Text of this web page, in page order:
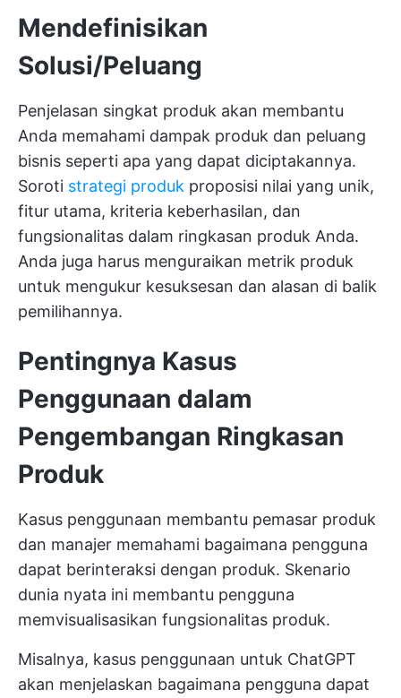
Mendefinisikan
Solusi/Peluang
Penjelasan singkat produk akan membantu
Anda memahami dampak produk dan peluang
bisnis seperti apa yang dapat diciptakannya.
Soroti strategi produk proposisi nilai yang unik,
fitur utama, kriteria keberhasilan, dan
fungsionalitas dalam ringkasan produk Anda.
Anda juga harus menguraikan metrik produk
untuk mengukur kesuksesan dan alasan di balik
pemilihannya.
Pentingnya Kasus
Penggunaan dalam
Pengembangan Ringkasan
Produk
Kasus penggunaan membantu pemasar produk
dan manajer memahami bagaimana pengguna
dapat berinteraksi dengan produk. Skenario
dunia nyata ini membantu pengguna
memvisualisasikan fungsionalitas produk.
Misalnya, kasus penggunaan untuk ChatGPT
akan menjelaskan bagaimana pengguna dapat